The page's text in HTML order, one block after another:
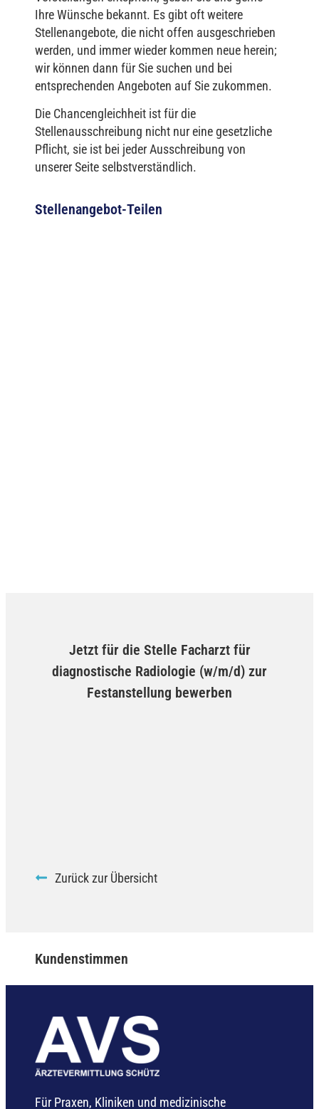
Ihre Wünsche bekannt. Es gibt oft weitere
Stellenangebote, die nicht offen ausgeschrieben
werden, und immer wieder kommen neue herein;
wir können dann für Sie suchen und bei
entsprechenden Angeboten auf Sie zukommen.
Die Chancengleichheit ist für die
Stellenausschreibung nicht nur eine gesetzliche
Pflicht, sie ist bei jeder Ausschreibung von
unserer Seite selbstverständlich.
Stellenangebot-Teilen
Jetzt für die Stelle Facharzt für
diagnostische Radiologie (w/m/d) zur
Festanstellung bewerben
Zurück zur Übersicht
Kundenstimmen
Für Praxen, Kliniken und medizinische